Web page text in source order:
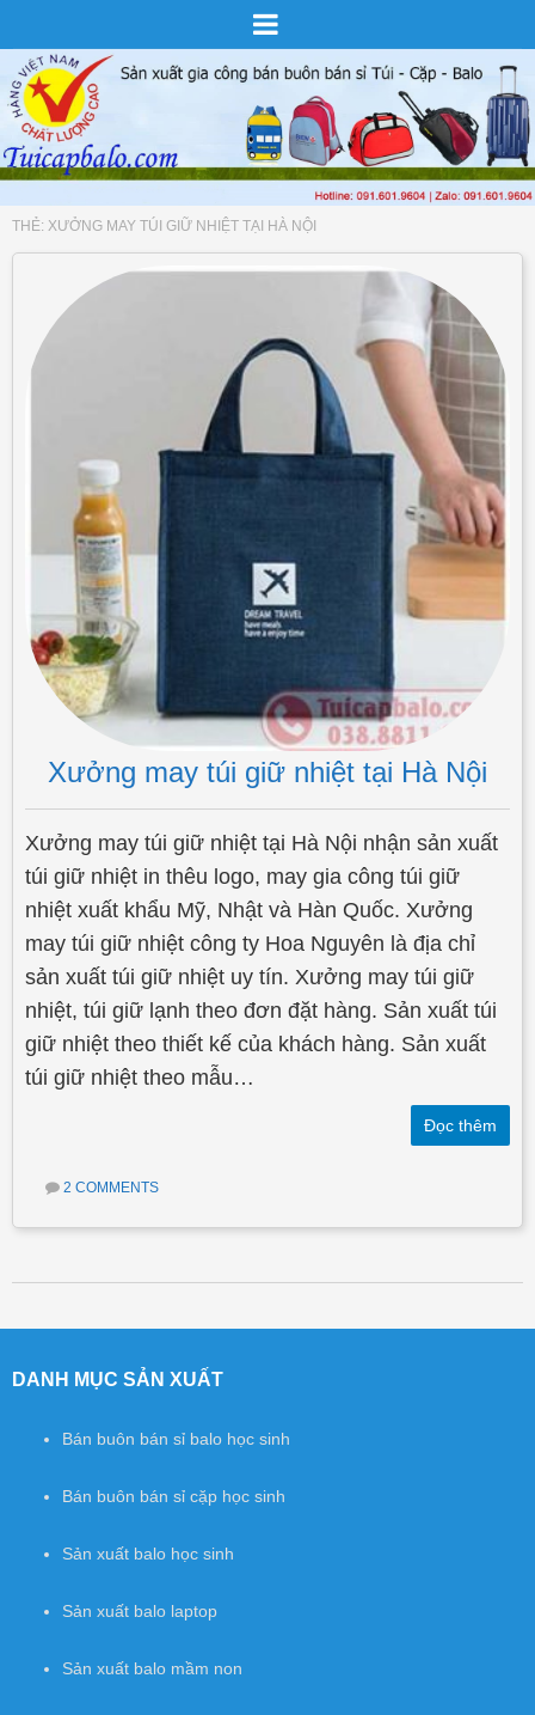
DANH MỤC SẢN XUẤT
Bán buôn bán sỉ balo học sinh
Bán buôn bán sỉ cặp học sinh
Sản xuất balo học sinh
Sản xuất balo laptop
Sản xuất balo mầm non
THẺ: XƯỞNG MAY TÚI GIỮ NHIỆT TẠI HÀ NỘI
Xưởng may túi giữ nhiệt tại Hà Nội
Xưởng may túi giữ nhiệt tại Hà Nội nhận sản xuất
túi giữ nhiệt in thêu logo, may gia công túi giữ
nhiệt xuất khẩu Mỹ, Nhật và Hàn Quốc. Xưởng
may túi giữ nhiệt công ty Hoa Nguyên là địa chỉ
sản xuất túi giữ nhiệt uy tín. Xưởng may túi giữ
nhiệt, túi giữ lạnh theo đơn đặt hàng. Sản xuất túi
giữ nhiệt theo thiết kế của khách hàng. Sản xuất
túi giữ nhiệt theo mẫu…
Đọc thêm
2 COMMENTS
Post navigation